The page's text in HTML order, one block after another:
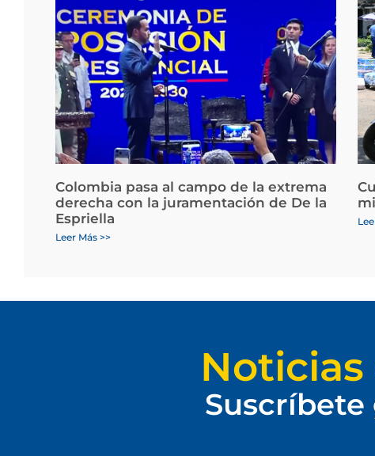
Colombia pasa al campo de la extrema
derecha con la juramentación de De la
Espriella
Leer Más >>